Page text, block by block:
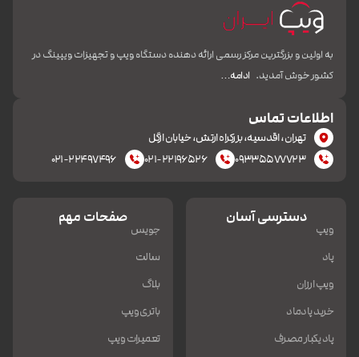
به اولین و بزرگترین مرکز رسمی ارائه دهنده دستگاه ویپ و تجهیزات ویپینگ در
کشور خوش آمدید. ادامه…
اطلاعات تماس
تهران، اقدسیه، بزرکراه ارتش، خیابان ازگل
۰۹۳۳۵۵۷۷۷۲۳
۰۲۱-۲۲۱۹۶۵۲۶ ۰۲۱-۲۲۴۹۷۴۹۶
دسترسی آسان
ویپ
پاد
ویپ ارزان
خرید پادماد
پاد یکبار مصرف
صفحات مهم
جویس
سالت
بلاگ
باتری ویپ
تعمیرات ویپ